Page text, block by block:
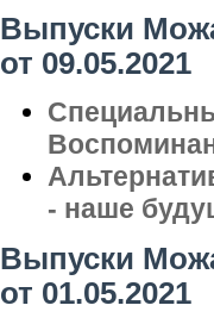
Выпуски
от 09.05.2021
- наше
Выпуски
от 01.05.2021